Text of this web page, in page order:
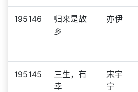
195146
归来是故
乡
亦伊
195145
三生，有
幸
宋宇
宁